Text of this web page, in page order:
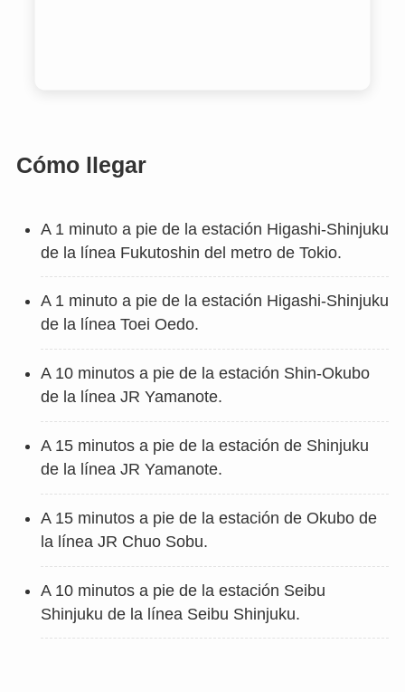
Cómo llegar
A 1 minuto a pie de la estación Higashi-Shinjuku
de la línea Fukutoshin del metro de Tokio.
A 1 minuto a pie de la estación Higashi-Shinjuku
de la línea Toei Oedo.
A 10 minutos a pie de la estación Shin-Okubo
de la línea JR Yamanote.
A 15 minutos a pie de la estación de Shinjuku
de la línea JR Yamanote.
A 15 minutos a pie de la estación de Okubo de
la línea JR Chuo Sobu.
A 10 minutos a pie de la estación Seibu
Shinjuku de la línea Seibu Shinjuku.